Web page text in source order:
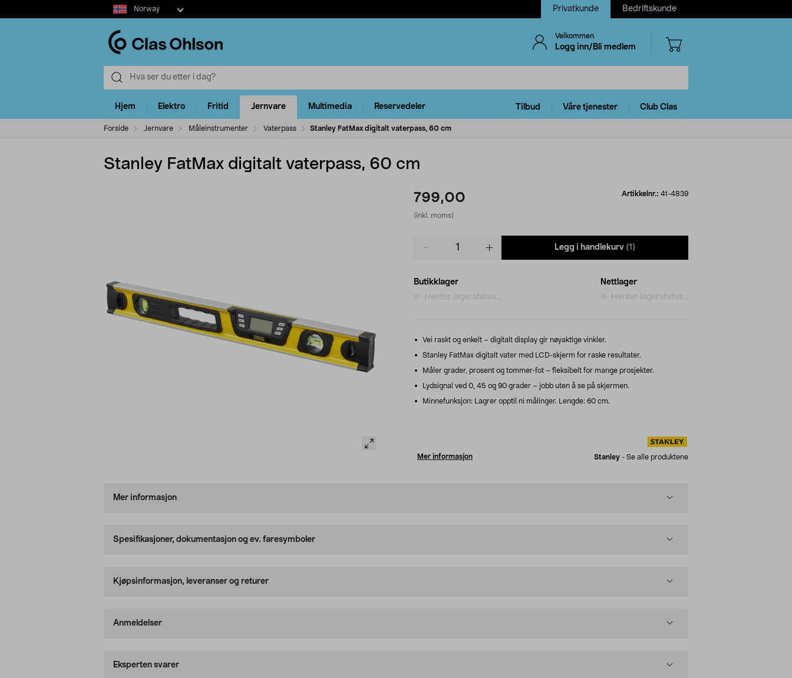
Select
market
Norway Privatkunde Bedriftskunde
Velkommen
Logg inn/Bli medlem
Hjem Elektro Fritid Jernvare Multimedia Reservedeler Tilbud Våre tjenester Club Clas
Forside Jernvare Måleinstrumenter Vaterpass Stanley FatMax digitalt vaterpass, 60 cm
Stanley FatMax digitalt vaterpass, 60 cm
799,00
(inkl. moms)
Artikkelnr.: 41-4839
Legg i handlekurv (1)
Butikklager
Henter lagerstatus...
Nettlager
Henter lagerstatus...
Vei raskt og enkelt – digitalt display gir nøyaktige vinkler.
Stanley FatMax digitalt vater med LCD-skjerm for raske resultater.
Måler grader, prosent og tommer-fot – fleksibelt for mange prosjekter.
Lydsignal ved 0, 45 og 90 grader – jobb uten å se på skjermen.
Minnefunksjon: Lagrer opptil ni målinger. Lengde: 60 cm.
Mer informasjon Stanley - Se alle produktene
Mer informasjon
Spesifikasjoner, dokumentasjon og ev. faresymboler
Kjøpsinformasjon, leveranser og returer
Anmeldelser
Eksperten svarer